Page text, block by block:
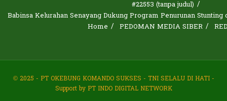
#22553 (tanpa judul)
Babinsa Kelurahan Senayang Dukung Program Penurunan
Home
PEDOMAN MEDIA SIBER
© 2025 - PT OKEBUNG KOMANDO SUKSES - TNI SELALU DI HATI -
Support by PT INDO DIGITAL NETWORK